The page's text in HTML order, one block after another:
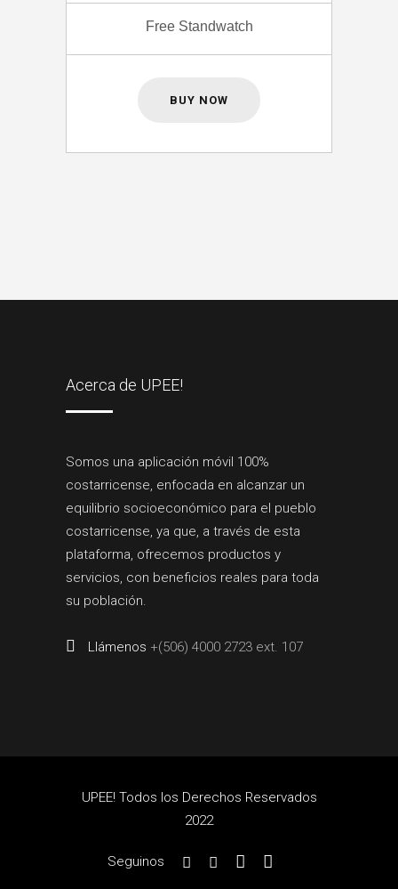
Free Standwatch
BUY NOW
Acerca de UPEE!
Somos una aplicación móvil 100%
costarricense, enfocada en alcanzar un
equilibrio socioeconómico para el pueblo
costarricense, ya que, a través de esta
plataforma, ofrecemos productos y
servicios, con beneficios reales para toda
su población.
Llámenos +(506) 4000 2723 ext. 107
UPEE! Todos los Derechos Reservados
2022
Seguinos